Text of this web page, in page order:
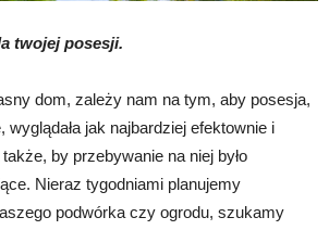
twojej posesji.
dom, zależy nam na tym, aby posesja,
wyglądała jak najbardziej efektownie i
by przebywanie na niej było
Nieraz tygodniami planujemy
podwórka czy ogrodu, szukamy